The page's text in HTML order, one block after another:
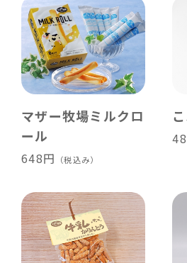
マザー牧場ミルクロ
ール
648円 （税込み）